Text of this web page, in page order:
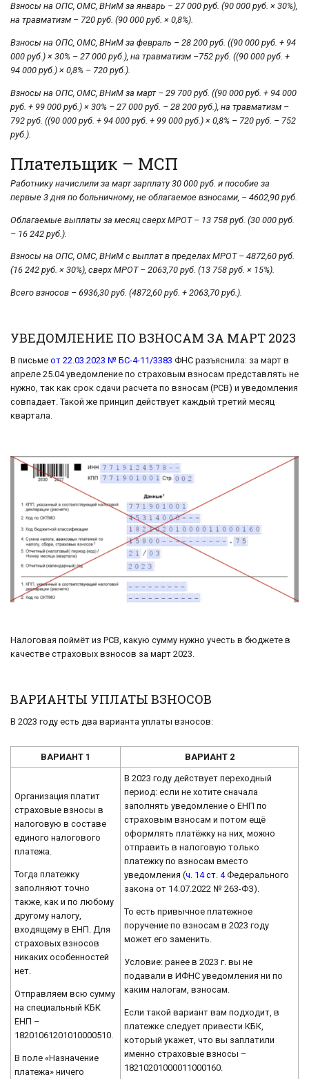
Взносы на ОПС, ОМС, ВНиМ за январь – 27 000 руб. (90 000 руб. × 30%),
на травматизм – 720 руб. (90 000 руб. × 0,8%).
Взносы на ОПС, ОМС, ВНиМ за февраль – 28 200 руб. ((90 000 руб. + 94
000 руб.) × 30% – 27 000 руб.), на травматизм –752 руб. ((90 000 руб. +
94 000 руб.) × 0,8% – 720 руб.).
Взносы на ОПС, ОМС, ВНиМ за март – 29 700 руб. ((90 000 руб. + 94 000
руб. + 99 000 руб.) × 30% – 27 000 руб. – 28 200 руб.), на травматизм –
792 руб. ((90 000 руб. + 94 000 руб. + 99 000 руб.) × 0,8% – 720 руб. – 752
руб.).
Плательщик – МСП
Работнику начислили за март зарплату 30 000 руб. и пособие за
первые 3 дня по больничному, не облагаемое взносами, – 4602,90 руб.
Облагаемые выплаты за месяц сверх МРОТ – 13 758 руб. (30 000 руб.
– 16 242 руб.).
Взносы на ОПС, ОМС, ВНиМ с выплат в пределах МРОТ – 4872,60 руб.
(16 242 руб. × 30%), сверх МРОТ – 2063,70 руб. (13 758 руб. × 15%).
Всего взносов – 6936,30 руб. (4872,60 руб. + 2063,70 руб.).
УВЕДОМЛЕНИЕ ПО ВЗНОСАМ ЗА МАРТ 2023
В письме от 22.03.2023 № БС-4-11/3383 ФНС разъяснила: за март в
апреле 25.04 уведомление по страховым взносам представлять не
нужно, так как срок сдачи расчета по взносам (РСВ) и уведомления
совпадает. Такой же принцип действует каждый третий месяц
квартала.
Налоговая поймёт из РСВ, какую сумму нужно учесть в бюджете в
качестве страховых взносов за март 2023.
ВАРИАНТЫ УПЛАТЫ ВЗНОСОВ
В 2023 году есть два варианта уплаты взносов:
ВАРИАНТ 1 ВАРИАНТ 2
Организация платит
страховые взносы в
налоговую в составе
единого налогового
платежа.
Тогда платежку
заполняют точно
также, как и по любому
другому налогу,
входящему в ЕНП. Для
страховых взносов
никаких особенностей
нет.
Отправляем всю сумму
на специальный КБК
ЕНП –
18201061201010000510.
В поле «Назначение
платежа» ничего
В 2023 году действует переходный
период: если не хотите сначала
заполнять уведомление о ЕНП по
страховым взносам и потом ещё
оформлять платёжку на них, можно
отправить в налоговую только
платежку по взносам вместо
уведомления (ч. 14 ст. 4Федерального
закона от 14.07.2022 № 263-ФЗ).
То есть привычное платежное
поручение по взносам в 2023 году
может его заменить.
Условие: ранее в 2023 г. вы не
подавали в ИФНС уведомления ни по
каким налогам, взносам.
Если такой вариант вам подходит, в
платежке следует привести КБК,
который укажет, что вы заплатили
именно страховые взносы –
18210201000011000160.